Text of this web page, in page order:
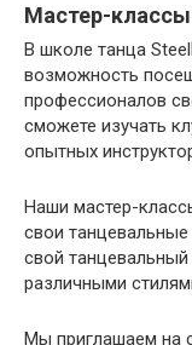
Мастер-
В школе танца
возможность
профессионалов
сможете изучать
опытных
Наши мастер-
свои
свой
различными
Мы приглашаем на